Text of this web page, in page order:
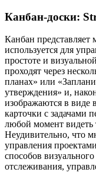
Канбан‑доски:
Канбан представляет
используется для
простоте и
проходят через
планах» или
утверждения» и,
изображаются в виде
карточки с задачами
любой момент видеть
Неудивительно, что
управления
способов
отслеживания,